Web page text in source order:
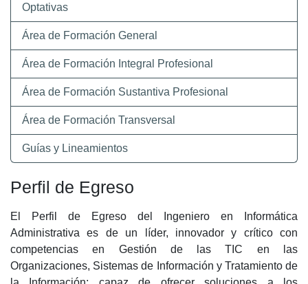
Optativas
Área de Formación General
Área de Formación Integral Profesional
Área de Formación Sustantiva Profesional
Área de Formación Transversal
Guías y Lineamientos
Perfil de Egreso
El Perfil de Egreso del Ingeniero en Informática
Administrativa es de un líder, innovador y crítico con
competencias en Gestión de las TIC en las
Organizaciones, Sistemas de Información y Tratamiento de